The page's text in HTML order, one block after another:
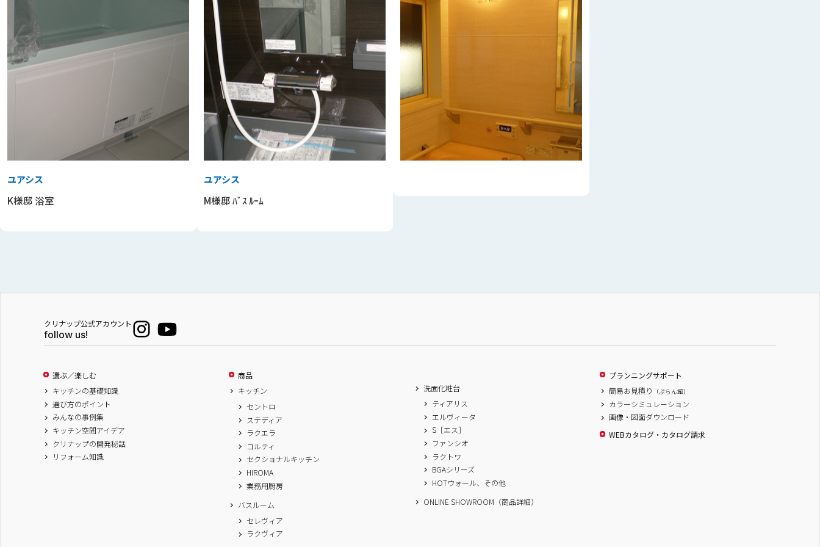
ユアシス
K様邸 浴室
ユアシス
M様邸 ﾊﾞｽ ﾙｰﾑ
クリナップ公式アカウント
follow us!
選ぶ／楽しむ
キッチンの基礎知識
選び方のポイント
みんなの事例集
キッチン空間アイデア
クリナップの開発秘話
リフォーム知識
商品
キッチン
セントロ
ステディア
ラクエラ
コルティ
セクショナルキッチン
HIROMA
業務用厨房
バスルーム
セレヴィア
ラクヴィア
洗面化粧台
ティアリス
エルヴィータ
S［エス］
ファンシオ
ラクトワ
BGAシリーズ
HOTウォール、その他
ONLINE SHOWROOM（商品詳細）
プランニングサポート
簡易お見積り
（ぷらん館）
カラーシミュレーション
画像・図面ダウンロード
WEBカタログ・カタログ請求